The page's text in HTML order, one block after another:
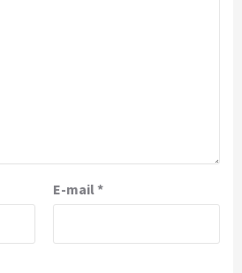
E-mail *